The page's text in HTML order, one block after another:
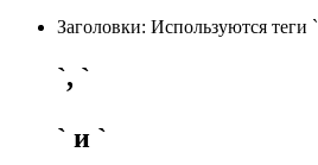
Заголовки: Используются теги `
`, `
` и `